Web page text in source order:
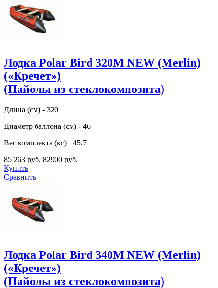
Лодка Polar Bird 320M NEW (Merlin)
(«Кречет»)
(Пайолы из стеклокомпозита)
Длина (см) - 320
Диаметр баллона (см) - 46
Вес комплекта (кг) - 45.7
85 263 руб. 82900 руб.
Купить
Сравнить
Лодка Polar Bird 340M NEW (Merlin)
(«Кречет»)
(Пайолы из стеклокомпозита)